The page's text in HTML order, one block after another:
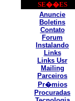
SE��ES
Anuncie
Boletins
Contato
Forum
Instalando
Links
Links Usr
Mailing
Parceiros
Pr�mios
Procuradas